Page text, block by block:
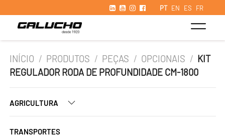
PT EN ES FR
INÍCIO / PRODUTOS / PEÇAS / OPCIONAIS / KIT
REGULADOR RODA DE PROFUNDIDADE CM-1800
AGRICULTURA
TRANSPORTES